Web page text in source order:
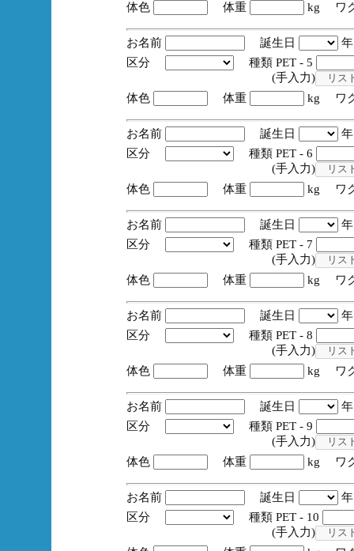
体色
体重 kg ワ
お名前 誕生日
区分
種類 PET - 5
(手入力)
体色
体重 kg ワ
お名前 誕生日
区分
種類 PET - 6
(手入力)
体色
体重 kg ワ
お名前 誕生日
区分
種類 PET - 7
(手入力)
体色
体重 kg ワ
お名前 誕生日
区分
種類 PET - 8
(手入力)
体色
体重 kg ワ
お名前 誕生日
区分
種類 PET - 9
(手入力)
体色
体重 kg ワ
お名前 誕生日
区分
種類 PET - 10
(手入力)